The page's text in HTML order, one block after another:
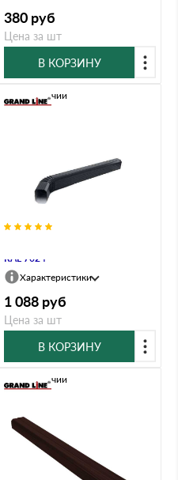
380 руб
Цена за шт
В КОРЗИНУ
RAL 7024
В наличии
Характеристики
1 088 руб
Цена за шт
В КОРЗИНУ
В наличии